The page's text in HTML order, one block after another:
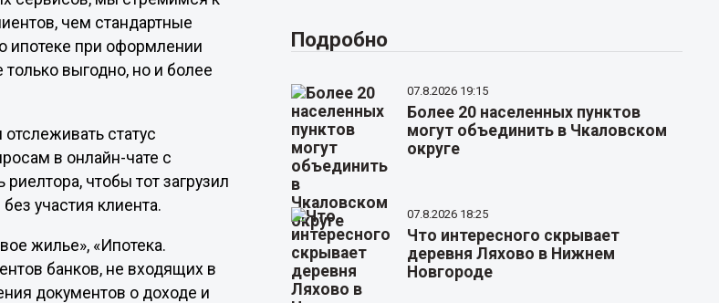
чем стандартные
ипотеке при оформлении
выгодно, но и более
статус
в онлайн-чате с
чтобы тот загрузил
участия клиента.
жилье», «Ипотека.
банков, не входящих в
документов о доходе и
Подробно
07.8.2026 19:15
Более 20 населенных пунктов
могут объединить в Чкаловском
округе
07.8.2026 18:25
Что интересного скрывает
деревня Ляхово в Нижнем
Новгороде